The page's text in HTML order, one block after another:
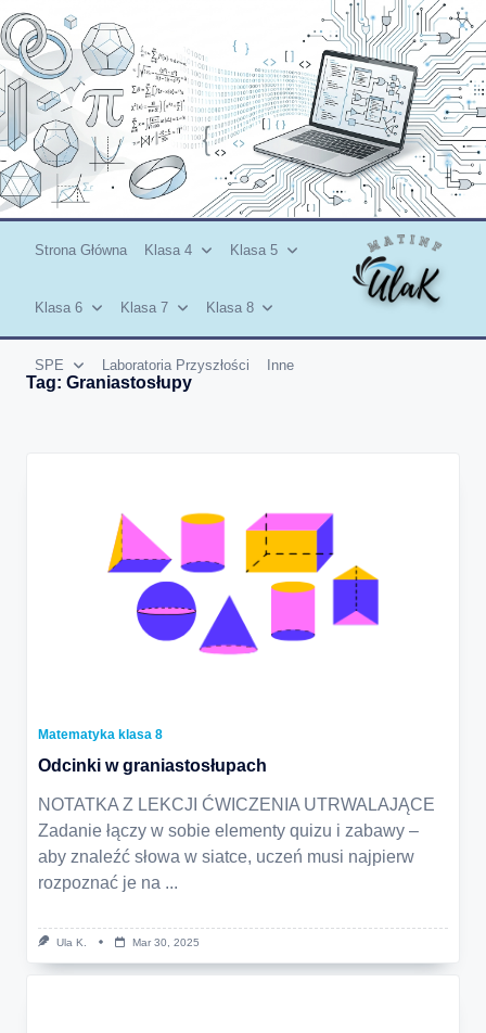
Skip
to
content
Strona Główna Klasa 4 Klasa 5
Klasa 6 Klasa 7 Klasa 8
SPE Laboratoria Przyszłości Inne
Tag: Graniastosłupy
Matematyka klasa 8
Odcinki w graniastosłupach
NOTATKA Z LEKCJI ĆWICZENIA UTRWALAJĄCE
Zadanie łączy w sobie elementy quizu i zabawy –
aby znaleźć słowa w siatce, uczeń musi najpierw
rozpoznać je na ...
Ula K. Mar 30, 2025